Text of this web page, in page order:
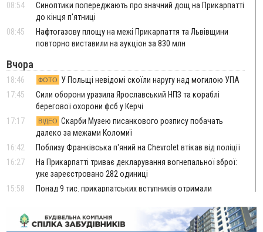
08:54
Синоптики попереджають про значний дощ на Прикарпатті
до кінця п'ятниці
08:45
Нафтогазову площу на межі Прикарпаття та Львівщини
повторно виставили на аукціон за 830 млн
Вчора
18:46 ФОТО
У Польщі невідомі скоїли наругу над могилою УПА
17:45
Сили оборони уразила Ярославський НПЗ та кораблі
берегової охорони фсб у Керчі
17:17
ВІДЕО Скарби Музею писанкового розпису побачать
далеко за межами Коломиї
16:42
Поблизу Франківська п'яний на Chevrolet втікав від поліції
16:27
На Прикарпатті триває декларування вогнепальної зброї:
уже зареєстровано 282 одиниці
15:58
Понад 9 тис. прикарпатських вступників отримали
15:28
Кілька вулиць у Долині тимчасово залишаться без газу
15:02
ФОТО У Старуні відбулася Патріарша проща